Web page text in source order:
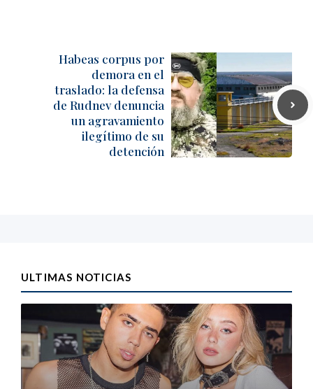
Habeas corpus por
demora en el
traslado: la defensa
de Rudnev denuncia
un agravamiento
ilegítimo de su
detención
ULTIMAS NOTICIAS